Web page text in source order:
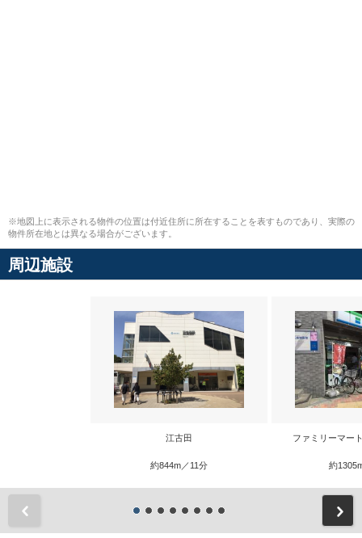
※地図上に表示される物件の位置は付近住所に所在することを表すものであり、実際の
物件所在地とは異なる場合がございます。
周辺施設
江古田
約844m／11分
ファミリーマー
約